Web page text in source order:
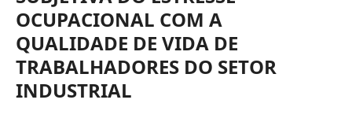
OCUPACIONAL COM A
QUALIDADE DE VIDA DE
TRABALHADORES DO SETOR
INDUSTRIAL